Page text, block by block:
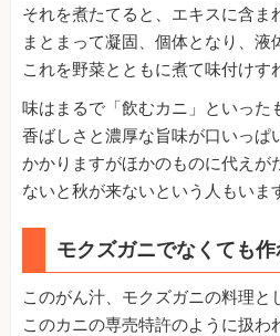
それを煮たてると、エキスに含ま
まとまって凝固、個体となり、液
これを野菜とともに煮て味付けす
味はまるで「飲むカニ」といった
香ばしさと濃厚な旨味が口いっぱ
かかりますがほかのものに代えが
ないと秋が来ないという人もいま
モクズガニでなくても作
このがん汁、モクズガニの料理と
このカニの専売特許のように扱わ